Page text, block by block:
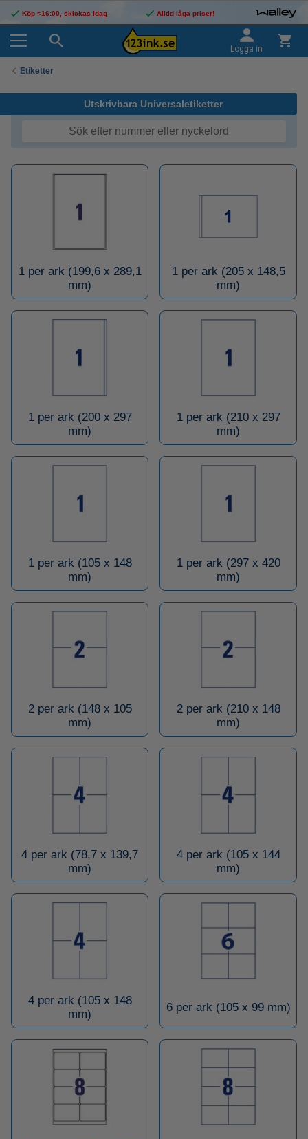
Köp <16:00, skickas idag Alltid låga priser!
Logga in
Etiketter
Utskrivbara Universaletiketter
1 per ark (199,6 x 289,1
mm)
1 per ark (205 x 148,5
mm)
1 per ark (200 x 297
mm)
1 per ark (210 x 297
mm)
1 per ark (105 x 148
mm)
1 per ark (297 x 420
mm)
2 per ark (148 x 105
mm)
2 per ark (210 x 148
mm)
4 per ark (78,7 x 139,7
mm)
4 per ark (105 x 144
mm)
4 per ark (105 x 148
mm)
6 per ark (105 x 99 mm)